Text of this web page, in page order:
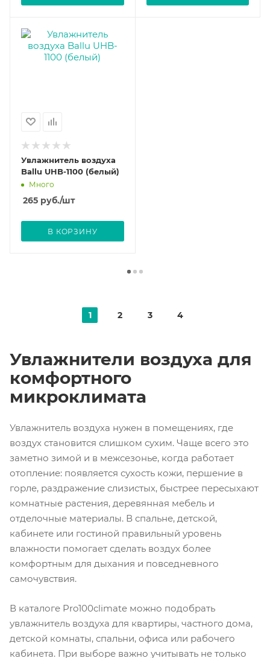
Увлажнитель воздуха
Ballu UHB-1100 (белый)
Много
265 руб./шт
В КОРЗИНУ
1 2 3 4
Увлажнители воздуха для
комфортного
микроклимата
Увлажнитель воздуха нужен в помещениях, где
воздух становится слишком сухим. Чаще всего это
заметно зимой и в межсезонье, когда работает
отопление: появляется сухость кожи, першение в
горле, раздражение слизистых, быстрее пересыхают
комнатные растения, деревянная мебель и
отделочные материалы. В спальне, детской,
кабинете или гостиной правильный уровень
влажности помогает сделать воздух более
комфортным для дыхания и повседневного
самочувствия.
В каталоге Pro100climate можно подобрать
увлажнитель воздуха для квартиры, частного дома,
детской комнаты, спальни, офиса или рабочего
кабинета. При выборе важно учитывать не только